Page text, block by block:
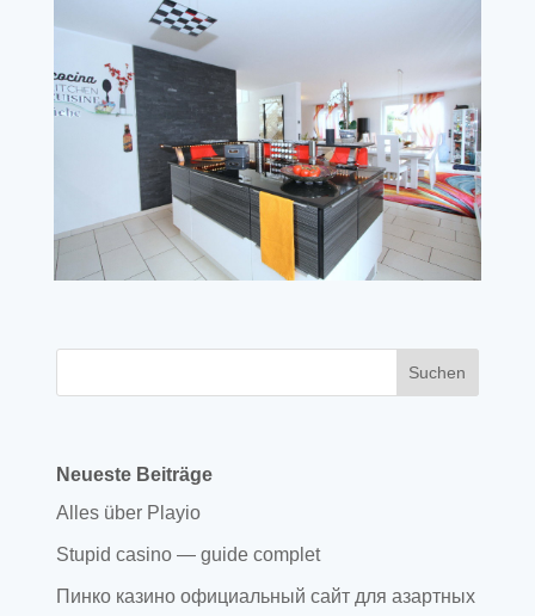
Neueste Beiträge
Alles über Playio
Stupid casino — guide complet
Пинко казино официальный сайт для азартных